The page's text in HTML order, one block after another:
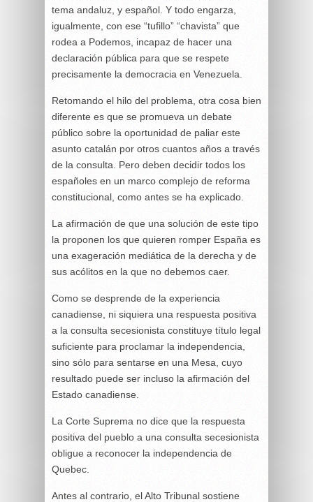
tema andaluz, y español. Y todo engarza,
igualmente, con ese “tufillo” “chavista” que
rodea a Podemos, incapaz de hacer una
declaración pública para que se respete
precisamente la democracia en Venezuela.
Retomando el hilo del problema, otra cosa bien
diferente es que se promueva un debate
público sobre la oportunidad de paliar este
asunto catalán por otros cuantos años a través
de la consulta. Pero deben decidir todos los
españoles en un marco complejo de reforma
constitucional, como antes se ha explicado.
La afirmación de que una solución de este tipo
la proponen los que quieren romper España es
una exageración mediática de la derecha y de
sus acólitos en la que no debemos caer.
Como se desprende de la experiencia
canadiense, ni siquiera una respuesta positiva
a la consulta secesionista constituye título legal
suficiente para proclamar la independencia,
sino sólo para sentarse en una Mesa, cuyo
resultado puede ser incluso la afirmación del
Estado canadiense.
La Corte Suprema no dice que la respuesta
positiva del pueblo a una consulta secesionista
obligue a reconocer la independencia de
Quebec.
Antes al contrario, el Alto Tribunal sostiene